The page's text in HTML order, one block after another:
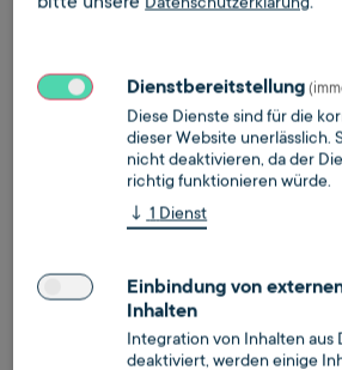
Klimaneutrale
Wärmeversorgung von
mehr erfahren
Termin buchen
Dienstbereitstellung
Diese Dienste sind für die
dieser Website unerlässlich.
nicht deaktivieren, da der
richtig funktionieren würde.
↓ 1 Dienst
Einbindung von
Inhalten
Integration von Inhalten aus
deaktiviert, werden einige